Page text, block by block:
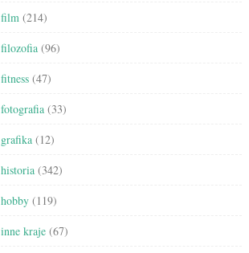
film (214)
filozofia (96)
fitness (47)
fotografia (33)
grafika (12)
historia (342)
hobby (119)
inne kraje (67)